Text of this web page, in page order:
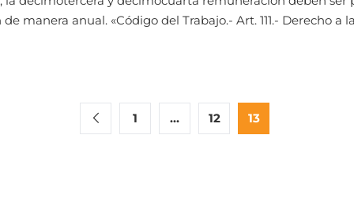
manera anual. «Código del Trabajo.- Art. 111.- Derecho a
1 … 12 13